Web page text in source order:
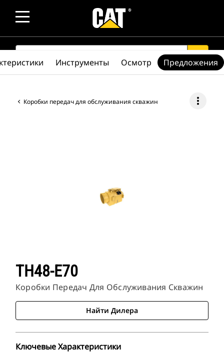
SEARCH search
Коробки передач для обслуживания скважин more_vert
TH48-E70
Коробки Передач Для Обслуживания Скважин
Найти Дилера
Ключевые Характеристики
Инструменты Осмотр Предложения